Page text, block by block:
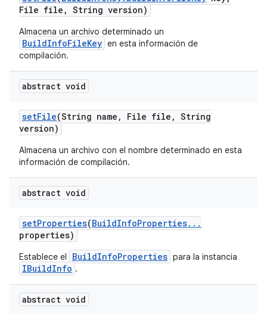
File file , String version)
Almacena un archivo determinado un
BuildInfoFileKey en esta información de
compilación.
abstract void
setFile(String name , File file , String
version)
Almacena un archivo con el nombre determinado en esta
información de compilación.
abstract void
setProperties(BuildInfoProperties. . .
properties)
Establece el BuildInfoProperties para la instancia
IBuildInfo .
abstract void